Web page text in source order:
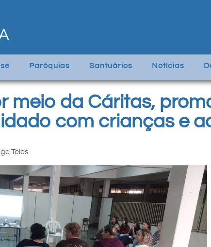
Paróquias Santuários Notícias
meio da Cáritas,
com crianças e
Teles